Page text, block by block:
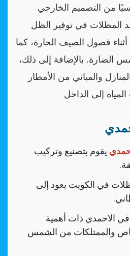
من التصميم الخارجي
المظلات في توفير الظل
فصول الصيف الحارة، كما
الضارة. بالإضافة إلى ذلك،
والمباني من الأمطار
يقوم بتصنيع وتركيب
في الكويت يعود إلى
الاحمدي ذات أهمية
والممتلكات من الشمس